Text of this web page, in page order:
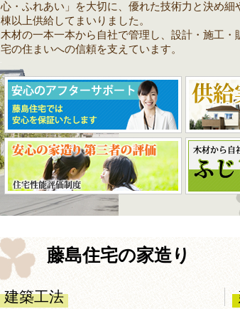
心・ふれあい」を大切に、優れた技術力と決め
棟以上供給してまいりました。
木材の一本一本から自社で管理し、設計・施工
宅の住まいへの信頼を支えています。
藤島住宅の家造り
建築工法